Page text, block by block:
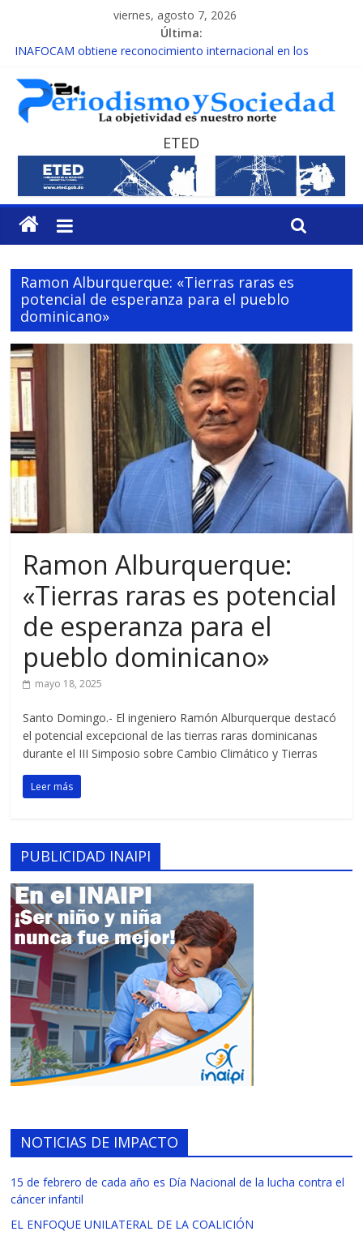
viernes, agosto 7, 2026
Última:
INAFOCAM obtiene reconocimiento internacional en los
15 de febrero de cada año es Día Nacional de la lucha contra el
cáncer infantil
EL ENFOQUE UNILATERAL DE LA COALICIÓN
MESCyT y Universidad Albizu apoyarán rehabilitación de
reclusos
MESCyT presenta calendario de Consulta Nacional por la
Educación
ETED
Ramon Alburquerque: «Tierras raras es
potencial de esperanza para el pueblo
dominicano»
Ramon Alburquerque:
«Tierras raras es potencial
de esperanza para el
pueblo dominicano»
mayo 18, 2025
Santo Domingo.- El ingeniero Ramón Alburquerque destacó
el potencial excepcional de las tierras raras dominicanas
durante el III Simposio sobre Cambio Climático y Tierras
Leer más
PUBLICIDAD INAIPI
NOTICIAS DE IMPACTO
15 de febrero de cada año es Día Nacional de la lucha contra el
cáncer infantil
EL ENFOQUE UNILATERAL DE LA COALICIÓN